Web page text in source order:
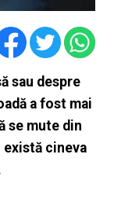
sau despre
a fost mai
se mute din
există cineva